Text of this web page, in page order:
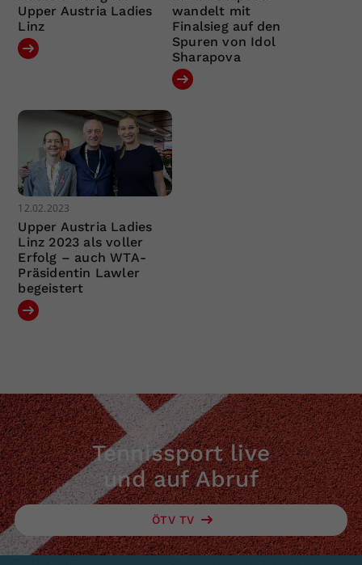
Upper Austria Ladies
Linz
wandelt mit
Finalsieg auf den
Spuren von Idol
Sharapova
12.02.2023
Upper Austria Ladies
Linz 2023 als voller
Erfolg – auch WTA-
Präsidentin Lawler
begeistert
Tennissport live
und auf Abruf
ÖTV TV